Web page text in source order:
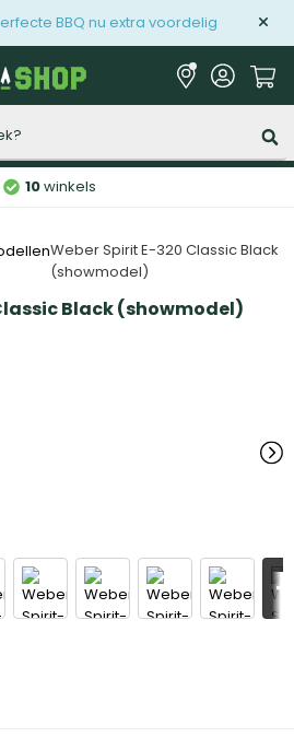
BBQ nu extra voordelig
10winkels
Weber Spirit E-320 Classic Black
(showmodel)
Black (showmodel)
+